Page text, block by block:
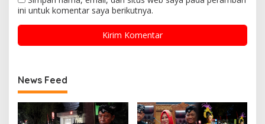
ini untuk komentar saya berikutnya.
News Feed